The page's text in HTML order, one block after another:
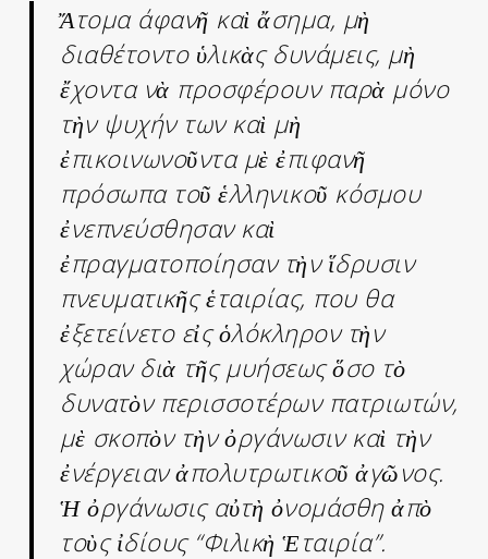
Ἄτομα άφανῆ καὶ ἄσημα, μὴ
διαθέτοντο ὑλικὰς δυνάμεις, μὴ
ἔχοντα νὰ προσφέρουν παρὰ μόνο
τὴν ψυχήν των καὶ μὴ
ἐπικοινωνοῦντα μὲ ἐπιφανῆ
πρόσωπα τοῦ ἑλληνικοῦ κόσμου
ἐνεπνεύσθησαν καὶ
ἐπραγματοποίησαν τὴν ἵδρυσιν
πνευματικῆς ἑταιρίας, που θα
ἐξετείνετο εἰς ὁλόκληρον τὴν
χώραν διὰ τῆς μυήσεως ὅσο τὸ
δυνατὸν περισσοτέρων πατριωτών,
μὲ σκοπὸν τὴν ὀργάνωσιν καὶ τὴν
ἐνέργειαν ἀπολυτρωτικοῦ ἀγῶνος.
Ἡ ὀργάνωσις αὐτὴ ὀνομάσθη ἀπὸ
τοὺς ἰδίους “Φιλικὴ Ἑταιρία”.